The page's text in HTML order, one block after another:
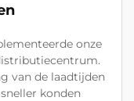
onze
van de laadtijden
konden